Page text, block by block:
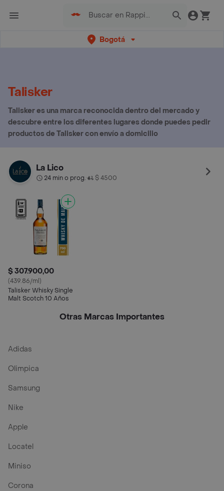
Bogotá
Talisker
Talisker es una marca reconocida dentro del mercado y
descubre entre los diferentes lugares donde puedes pedir
productos de Talisker con envío a domicilio
La Lico
24 min o prog.• $ 4500
$ 307.900,00
(439.86/ml)
Talisker Whisky Single
Malt Scotch 10 Años
Otras Marcas Importantes
Adidas
Olimpica
Samsung
Nike
Apple
Locatel
Miniso
Corona